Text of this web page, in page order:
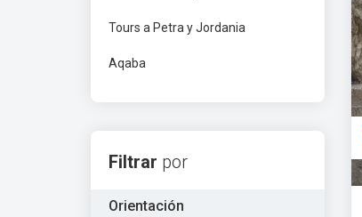
Tours a Petra y Jordania
Aqaba
Filtrar por
Orientación